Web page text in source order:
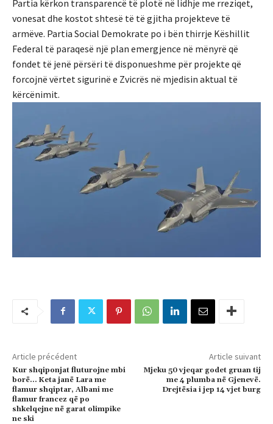
Partia kërkon transparencë të plotë në lidhje me rreziqet,
vonesat dhe kostot shtesë të të gjitha projekteve të
armëve. Partia Social Demokrate po i bën thirrje Këshillit
Federal të paraqesë një plan emergjence në mënyrë që
fondet të jenë përsëri të disponueshme për projekte që
forcojnë vërtet sigurinë e Zvicrës në mjedisin aktual të
kërcënimit.
Article précédent
Kur shqiponjat fluturojne mbi
borë… Keta janë Lara me
flamur shqiptar, Albani me
flamur francez që po
shkelqejne në garat olimpike
ne ski
Article suivant
Mjeku 50 vjeqar godet gruan tij
me 4 plumba në Gjenevë.
Drejtësia i jep 14 vjet burg